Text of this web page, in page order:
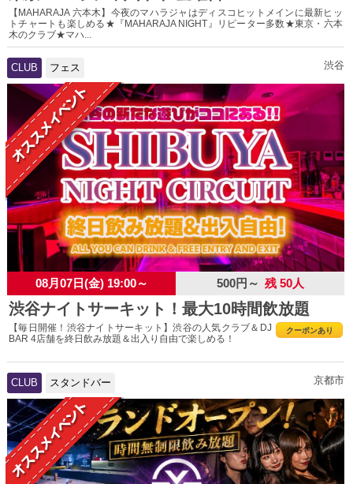
【MAHARAJA 六本木】今夜のマハラジャはディスコヒットメインに最新ヒッ
トチャートも楽しめる★『MAHARAJA NIGHT』リピーター多数★東京・六本
木のクラブ★マハ...
CLUB フェス 渋谷
08月07日(金) 19:00～ 500円～ 残 50人
渋谷ナイトサーキット！最大10時間飲放題
クーポンあり
【毎日開催！渋谷ナイトサーキット】渋谷の人気クラブ＆DJ
BAR 4店舗を終日飲み放題＆出入り自由で楽しめる！
CLUB スタンドバー 京都市